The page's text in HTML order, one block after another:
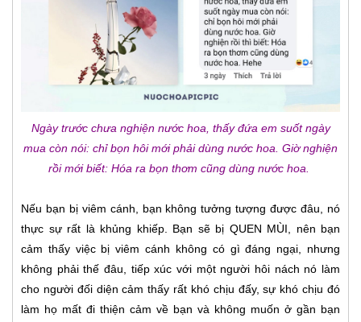
Ngày trước chưa nghiện nước hoa, thấy đứa em suốt ngày
mua còn nói: chỉ bọn hôi mới phải dùng nước hoa. Giờ nghiện
rồi mới biết: Hóa ra bọn thơm cũng dùng nước hoa.
Nếu bạn bị viêm cánh, bạn không tưởng tượng được đâu, nó
thực sự rất là khủng khiếp. Bạn sẽ bị QUEN MÙI, nên bạn
cảm thấy việc bị viêm cánh không có gì đáng ngại, nhưng
không phải thế đâu, tiếp xúc với một người hôi nách nó làm
cho người đối diện cảm thấy rất khó chịu đấy, sự khó chịu đó
làm họ mất đi thiện cảm về bạn và không muốn ở gần bạn